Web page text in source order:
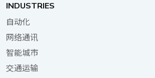
高效管理。 这些边缘运算系统不仅改
验，还为都市规划和观光管理提供了宝
察。透过 USB 3.2 高带宽端口连接的
X102-N50 确保数据的流畅撷取和传输
量的实时监控和分析。这种先进的功能
员和观光官员能够做出明智的决策、优
INDUSTRIES
自动化
网络通讯
智能城市
交通运输